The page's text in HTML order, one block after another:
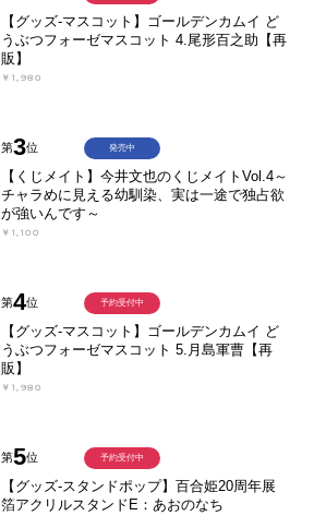
【グッズ-マスコット】ゴールデンカムイ ど
うぶつフォーゼマスコット 4.尾形百之助【再
販】
￥1,980
第3位
【くじメイト】今井文也のくじメイトVol.4～
チャラめに見える幼馴染、実は一途で独占欲
が強いんです～
￥1,100
発売中
第4位
【グッズ-マスコット】ゴールデンカムイ ど
うぶつフォーゼマスコット 5.月島軍曹【再
販】
￥1,980
予約受付中
第5位
【グッズ-スタンドポップ】百合姫20周年展
箔アクリルスタンドE：あおのなち
予約受付中